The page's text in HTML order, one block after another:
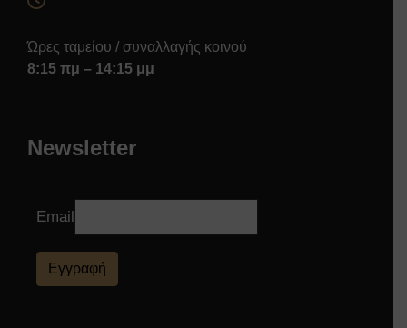
Ώρες ταμείου / συναλλαγής κοινού
8:15 πμ – 14:15 μμ
Newsletter
Email
Εγγραφή